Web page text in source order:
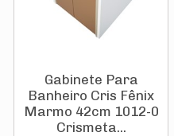
Gabinete Para
Banheiro Cris Fênix
Marmo 42cm 1012-0
Crismeta...